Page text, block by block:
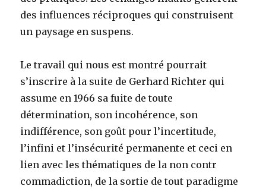
des influences réciproques qui construisent
un paysage en suspens.
Le travail qui nous est montré pourrait
s’inscrire à la suite de Gerhard Richter qui
assume en 1966 sa fuite de toute
détermination, son incohérence, son
indifférence, son goût pour l’incertitude,
l’infini et l’insécurité permanente et ceci en
lien avec les thématiques de la non contr
commadiction, de la sortie de tout paradigme